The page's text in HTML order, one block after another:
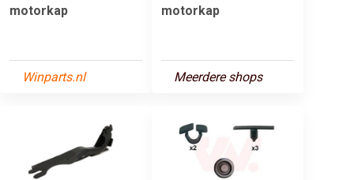
motorkap
Winparts.nl
motorkap
Meerdere shops